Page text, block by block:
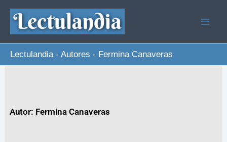
contenido
Lectulandia- Autores - Fermina Canaveras
Autor: Fermina Canaveras